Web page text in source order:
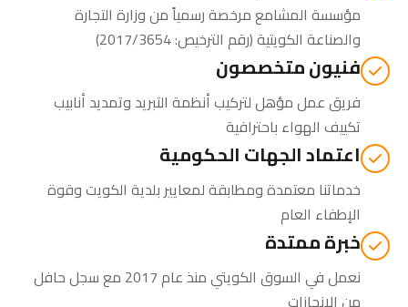
مؤسسة المشامع مرخصة رسمياً منوزارة التجارة
والصناعة الكويتية(رقم الترخيص: 2017/3654)
فنيون متخصصون
فريق عمل مؤهل لتركيب أنظمة التبريد وتمديد أنابيب
تكييف الهواء باحترافية
اعتماد الجهات الحكومية
خدماتنا معتمدة ومطابقة لمعايير بلدية الكويت وقوة
الإطفاء العام
خبرة ممتدة
نعمل في السوق الكويتي منذ عام 2017 مع سجل حافل